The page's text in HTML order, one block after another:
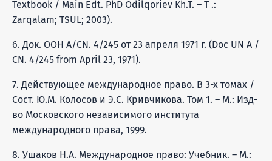
Textbook / Main Edt. PhD Odilqoriev Kh.T. – T .:
Zarqalam; TSUL; 2003).
6. Док. ООН A/CN. 4/245 от 23 апреля 1971 г. (Doc UN A /
CN. 4/245 from April 23, 1971).
7. Действующее международное право. В 3-х томах /
Сост. Ю.М. Колосов и Э.С. Кривчикова. Том 1. – М.: Изд-
во Московского независимого института
международного права, 1999.
8. Ушаков Н.А. Международное право: Учебник. – М.: